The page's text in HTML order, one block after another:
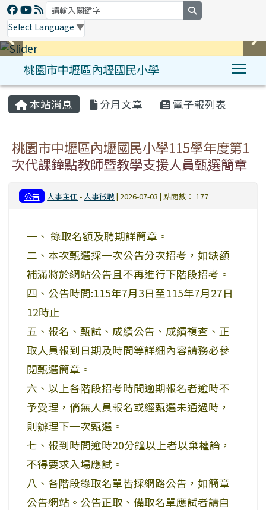
Select Language ▼
桃園市中壢區內壢國民小學
:::
本站消息 分月文章 電子報列表
桃園市中壢區內壢國民小學115學年度第1
次代課鐘點教師暨教學支援人員甄選簡章
公告 人事主任 - 人事徵聘| 2026-07-03 | 點閱數： 177
一、 錄取名額及聘期詳簡章。
二、本次甄選採一次公告分次招考，如缺額
補滿將於網站公告且不再進行下階段招考。
四、公告時間:115年7月3日至115年7月27日
12時止
五、報名、甄試、成績公告、成績複查、正
取人員報到日期及時間等詳細內容請務必參
閱甄選簡章。
六、以上各階段招考時間逾期報名者逾時不
予受理，倘無人員報名或經甄選未通過時，
則辦理下一次甄選。
七、報到時間逾時20分鐘以上者以棄權論，
不得要求入場應試。
八、各階段錄取名單皆採網路公告，如簡章
公告網站。公告正取、備取名單應試者請自